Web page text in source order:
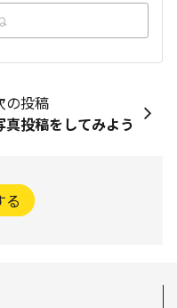
の投稿
真投稿をしてみよう
る